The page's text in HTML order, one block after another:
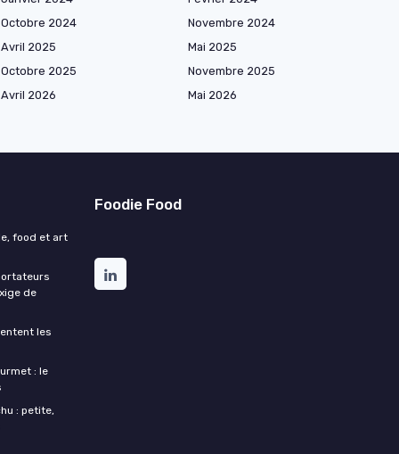
Octobre 2024
Novembre 2024
Avril 2025
Mai 2025
Octobre 2025
Novembre 2025
Avril 2026
Mai 2026
food et art
de
les
: le
: petite,
Foodie Food